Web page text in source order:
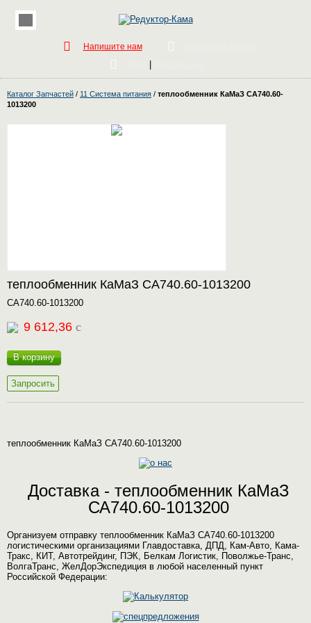
Напишите нам
Каталог Запчастей / 11 Система питания / теплообменник КаМаЗ СА740.60-
1013200
теплообменник КаМаЗ СА740.60-1013200
СА740.60-1013200
9 612,36 c
В корзину
Запросить
теплообменник КаМаЗ СА740.60-1013200
Доставка - теплообменник КаМаЗ
СА740.60-1013200
Организуем отправку теплообменник КаМаЗ СА740.60-1013200
логистическими организациями Главдоставка, ДПД, Кам-Авто, Кама-
Тракс, КИТ, Автотрейдинг, ПЭК, Белкам Логистик, Поволжье-Транс,
ВолгаТранс, ЖелДорЭкспедиция в любой населенный пункт
Российской Федерации: